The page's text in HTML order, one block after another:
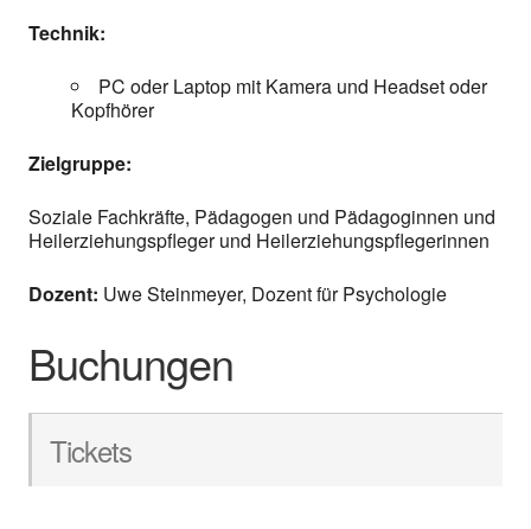
Technik:
PC oder Laptop mit Kamera und Headset oder
Kopfhörer
Zielgruppe:
Soziale Fachkräfte, Pädagogen und Pädagoginnen und
Heilerziehungspfleger und Heilerziehungspflegerinnen
Dozent: Uwe Steinmeyer, Dozent für Psychologie
Buchungen
Tickets